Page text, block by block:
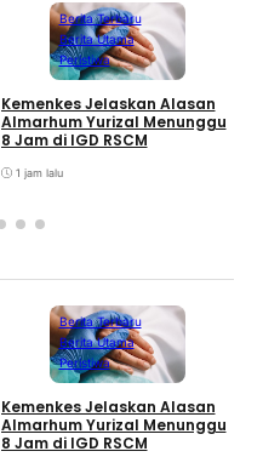
Berita Terbaru
Berita Utama
Peristiwa
Kemenkes Jelaskan Alasan
Almarhum Yurizal Menunggu
8 Jam di IGD RSCM
1 jam lalu
Berita Terbaru
Berita Utama
Peristiwa
Kemenkes Jelaskan Alasan
Almarhum Yurizal Menunggu
8 Jam di IGD RSCM